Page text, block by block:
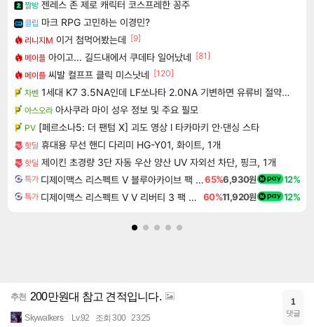
짤방 젠레스 존 제로 캐릭터 코스프레한 꽁주
클립 마크 RPG 고민하는 이경민?
리니지M 이거 첨먹어봤는데 [9]
메이플 아이고... 길드내에서 쿠데타 일어났네 [81]
메이플 씨발 컬프프 클릭 미스낫네 [120]
차벤 1세대 K7 3.5NA인데 LF쏘나타 2.0NA 기변하면 유류비 절약이 얼마나 될까요..?
아스오라 아사쿠라 마이 성우 정보 및 주요 필모
PV [페르소나5: 더 팬텀 X] 괴도 영상 l 타카마키 안·댄싱 스타
핫딜 휴대용 무선 핸디 다리미 HG-Y01, 화이트, 1개
핫딜 제이킨 초경량 3단 자동 우산 양산 UV 자외선 차단, 핑크, 1개
특가 디제이맥스 리스펙트 V 블루아카이브 팩 DJMAX RESPECT V Blue Archive Pack DLC65%6,930원 12%
특가 디제이맥스 리스펙트 V V 리버티 3 팩 DJMAX RESPECT V V Liberty 3 Pack DLC 60%11,920원 12%
추천 200만원대 참고 견적입니다.
Skywalkers Lv.92 조회 300 23:25
1
댓글